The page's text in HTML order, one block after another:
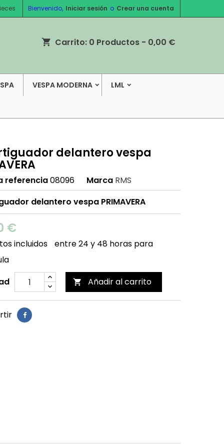
Bienvenido, Iniciar sesión o Crear una cuenta
shopping_cart Carrito: 0 Productos - 0,00 €
VESPA MODERNA LML
delantero vespa
referencia08096 Marca RMS
delantero vespa PRIMAVERA
€
incluidos
entre 24 y 48 horas para
 Añadir al carrito